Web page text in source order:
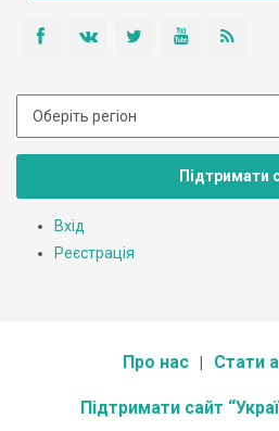
Підтримати
Вхід
Реєстрація
Про нас Стати
Підтримати сайт